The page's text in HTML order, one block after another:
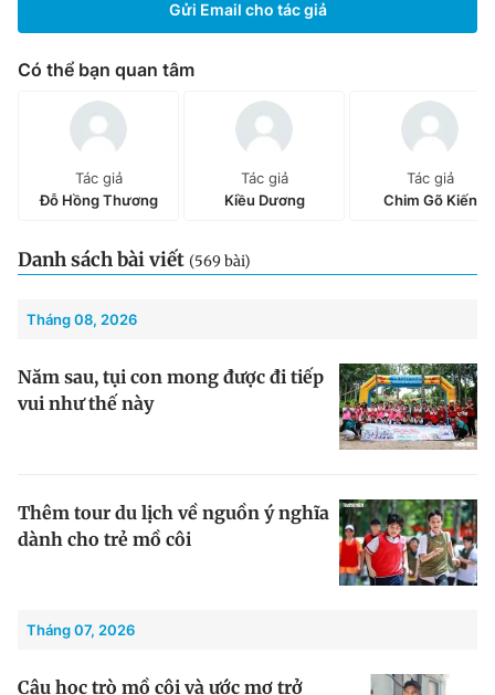
Chuyên mục khác
Chào ngày mới
Tin thị trường Tin 360
Video Magazine
Thông tin tòa soạn Liên hệ quảng cáo
Đăng xuất
Gửi Email cho tác giả
Có thể bạn quan tâm
Tác giả
Đỗ Hồng Thương
Tác giả
Kiều Dương
Tác giả
Chim Gõ Kiến
Danh sách bài viết (569 bài)
Tháng 08, 2026
Năm sau, tụi con mong được đi tiếp
vui như thế này
Thêm tour du lịch về nguồn ý nghĩa
dành cho trẻ mồ côi
Tháng 07, 2026
Cậu học trò mồ côi và ước mơ trở